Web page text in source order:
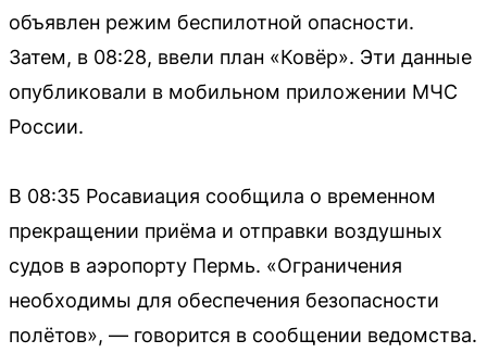
объявлен режим беспилотной опасности.
Затем, в 08:28, ввели план «Ковёр». Эти данные
опубликовали в мобильном приложении МЧС
России.
В 08:35 Росавиация сообщила о временном
прекращении приёма и отправки воздушных
судов в аэропорту Пермь. «Ограничения
необходимы для обеспечения безопасности
полётов», — говорится в сообщении ведомства.